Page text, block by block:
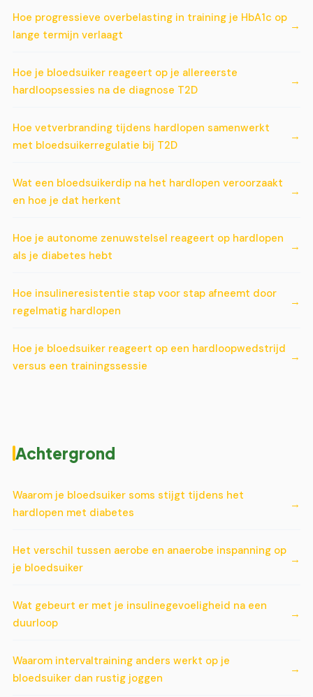
Hoe progressieve overbelasting in training je HbA1c op
lange termijn verlaagt
Hoe je bloedsuiker reageert op je allereerste
hardloopsessies na de diagnose T2D
Hoe vetverbranding tijdens hardlopen samenwerkt
met bloedsuikerregulatie bij T2D
Wat een bloedsuikerdip na het hardlopen veroorzaakt
en hoe je dat herkent
Hoe je autonome zenuwstelsel reageert op hardlopen
als je diabetes hebt
Hoe insulineresistentie stap voor stap afneemt door
regelmatig hardlopen
Hoe je bloedsuiker reageert op een hardloopwedstrijd
versus een trainingssessie
Achtergrond
Waarom je bloedsuiker soms stijgt tijdens het
hardlopen met diabetes
Het verschil tussen aerobe en anaerobe inspanning op
je bloedsuiker
Wat gebeurt er met je insulinegevoeligheid na een
duurloop
Waarom intervaltraining anders werkt op je
bloedsuiker dan rustig joggen